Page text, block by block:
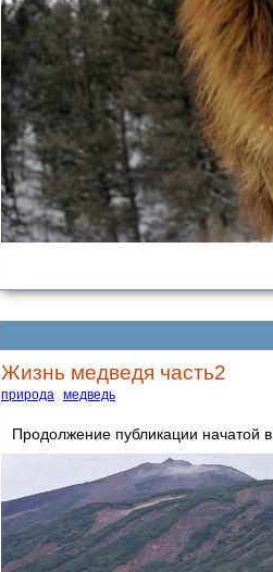
Жизнь медведя часть2
природа медведь
Продолжение публикации начатой в